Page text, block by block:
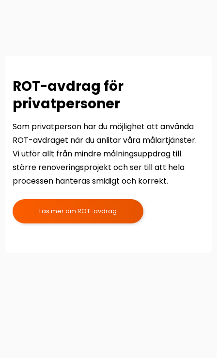
ROT-avdrag för
privatpersoner
Som privatperson har du möjlighet att använda
ROT-avdraget när du anlitar våra målartjänster.
Vi utför allt från mindre målningsuppdrag till
större renoveringsprojekt och ser till att hela
processen hanteras smidigt och korrekt.
Läs mer om ROT-avdrag